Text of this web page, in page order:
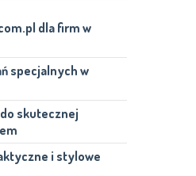
dla firm w
specjalnych w
skutecznej
i stylowe